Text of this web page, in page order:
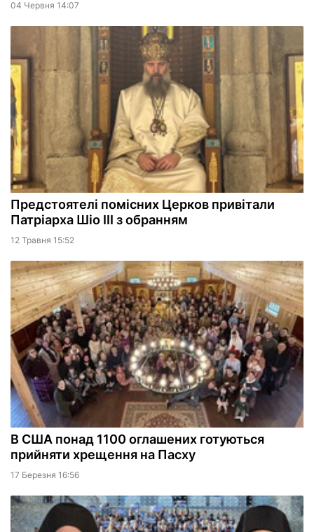
04 Червня 14:07
Предстоятелі помісних Церков привітали
Патріарха Шіо III з обранням
12 Травня 15:52
В США понад 1100 оглашених готуються
прийняти хрещення на Пасху
17 Березня 16:56